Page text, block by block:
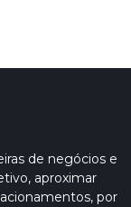
de negócios e
aproximar
por